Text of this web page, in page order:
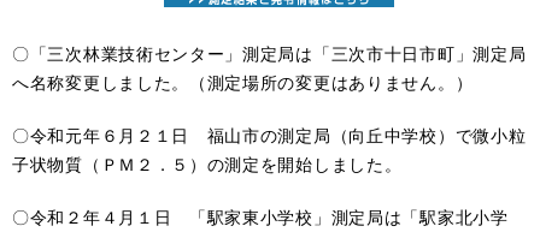
〇「三次林業技術センター」測定局は「三次市十日市町」測定局
へ名称変更しました。（測定場所の変更はありません。）
〇令和元年６月２１日 福山市の測定局（向丘中学校）で微小粒
子状物質（ＰＭ２．５）の測定を開始しました。
〇令和２年４月１日 「駅家東小学校」測定局は「駅家北小学